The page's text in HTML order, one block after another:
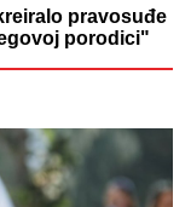
pravosuđe
porodici"